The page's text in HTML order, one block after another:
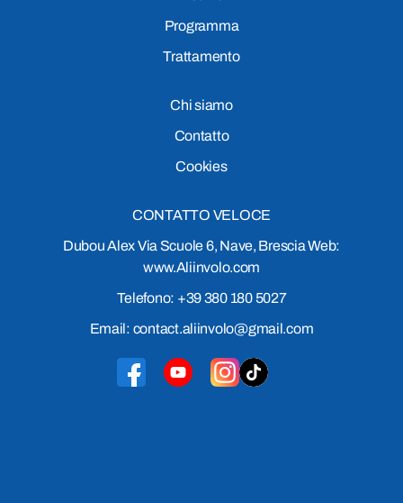
Programma
Trattamento
Chi siamo
Contatto
Cookies
CONTATTO VELOCE
Dubou Alex Via Scuole 6, Nave, Brescia Web:
www.Aliinvolo.com
Telefono: +39 380 180 5027
Email: contact.aliinvolo@gmail.com